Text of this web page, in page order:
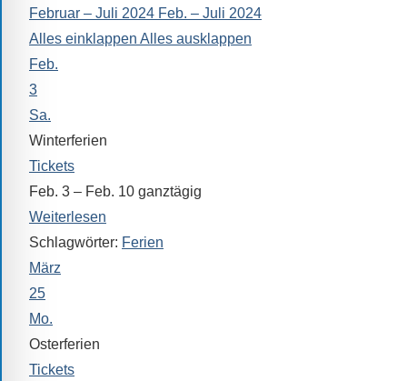
alle
Fragen
Antworten
zu
bieten.
Daneben
gibt
es
den
Aktivitäten
an
unserer
Schule.
Februar – Juli 2024 Feb. – Juli 2024
Alles einklappen Alles ausklappen
Feb.
3
Sa.
Winterferien
Tickets
Feb. 3 – Feb. 10 ganztägig
Weiterlesen
Schlagwörter: Ferien
März
25
Mo.
Osterferien
Tickets